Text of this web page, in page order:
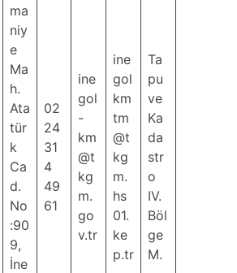
ma
niy
e
Ma
h.
Ata
tür
k
Ca
d.
No
:90
9,
İne
02
24
31
4
49
61
ine
gol
-
km
@t
kg
m.
go
v.tr
ine
gol
km
tm
@t
kg
m.
hs
01.
ke
p.tr
Ta
pu
ve
Ka
da
str
o
IV.
Böl
ge
M.